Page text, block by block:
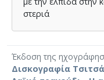
στεριά
Έκδοση της
Δισκογραφία